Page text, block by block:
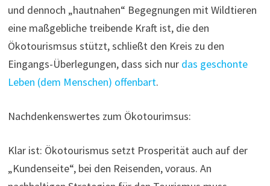
und dennoch „hautnahen“ Begegnungen mit Wildtieren
eine maßgebliche treibende Kraft ist, die den
Ökotourismsus stützt, schließt den Kreis zu den
Eingangs-Überlegungen, dass sich nur das geschonte
Leben (dem Menschen) offenbart.
Nachdenkenswertes zum Ökotourimsus:
Klar ist: Ökotourismus setzt Prosperität auch auf der
„Kundenseite“, bei den Reisenden, voraus. An